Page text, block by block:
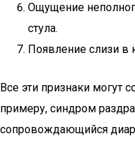
Ощущение
стула.
Появление слизи в
Все эти признаки могут
примеру, синдром
сопровождающийся